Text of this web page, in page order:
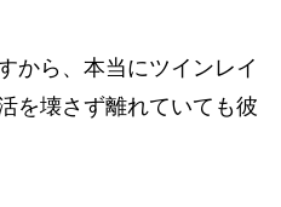
から、本当にツインレイ
を壊さず離れていても彼